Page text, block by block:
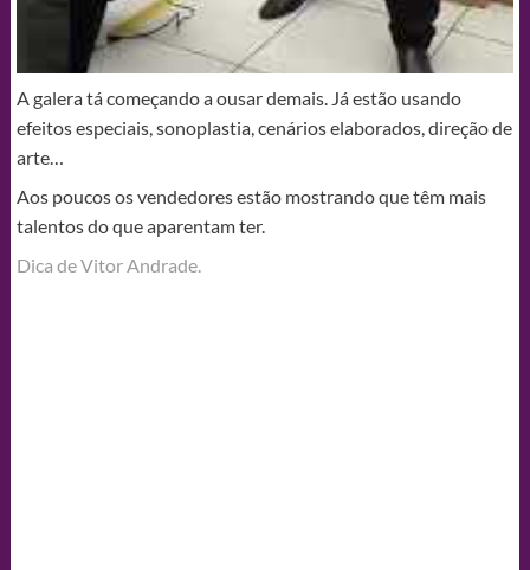
A galera tá começando a ousar demais. Já estão usando
efeitos especiais, sonoplastia, cenários elaborados, direção de
arte…
Aos poucos os vendedores estão mostrando que têm mais
talentos do que aparentam ter.
Dica de Vitor Andrade.